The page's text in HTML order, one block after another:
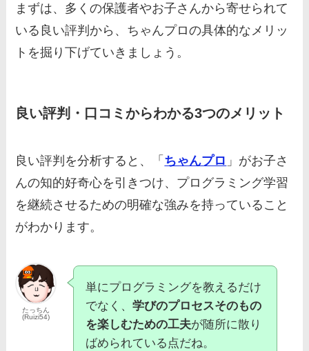
まずは、多くの保護者やお子さんから寄せられて
いる良い評判から、ちゃんプロの具体的なメリッ
トを掘り下げていきましょう。
良い評判・口コミからわかる3つのメリット
良い評判を分析すると、「 ちゃんプロ 」がお子さ
んの知的好奇心を引きつけ、プログラミング学習
を継続させるための明確な強みを持っていること
がわかります。
たっちん
(Ruizi54)
単にプログラミングを教えるだけ
でなく、学びのプロセスそのもの
を楽しむための工夫が随所に散り
ばめられている点だね。